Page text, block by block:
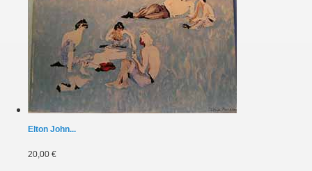
Elton John...
20,00 €